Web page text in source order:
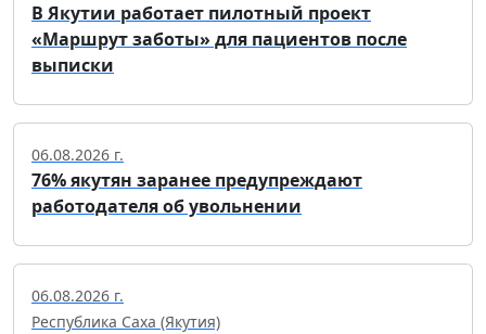
В Якутии работает пилотный проект
«Маршрут заботы» для пациентов после
выписки
06.08.2026 г.
76% якутян заранее предупреждают
работодателя об увольнении
06.08.2026 г.
Республика Саха (Якутия)